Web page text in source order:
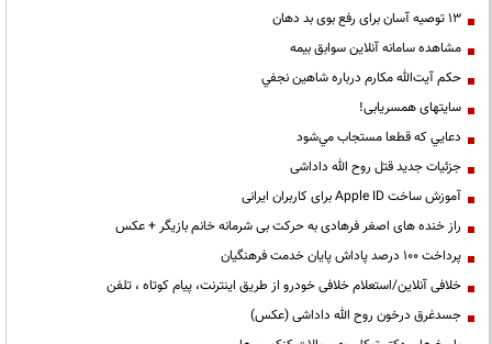
13 توصیه آسان برای رفع بوی بد دهان
مشاهده سامانه آنلاين سوابق بیمه
حكم آيت‌الله مكارم درباره شاهين نجفي
سایتهای همسریابی!
دعايي كه قطعا مستجاب مي‌شود
جزئیات جدید قتل روح الله داداشی
آموزش ساخت Apple ID برای کاربران ایرانی
راز خنده های اصغر فرهادی به حرکت بی شرمانه خانم بازیگر + عکس
پرداخت ۱۰۰ درصد پاداش پایان خدمت فرهنگیان
خلافی آنلاین/استعلام خلافی خودرو از طریق اینترنت، پیام کوتاه ، تلفن
جسدغرق درخون روح الله داداشی (عکس)